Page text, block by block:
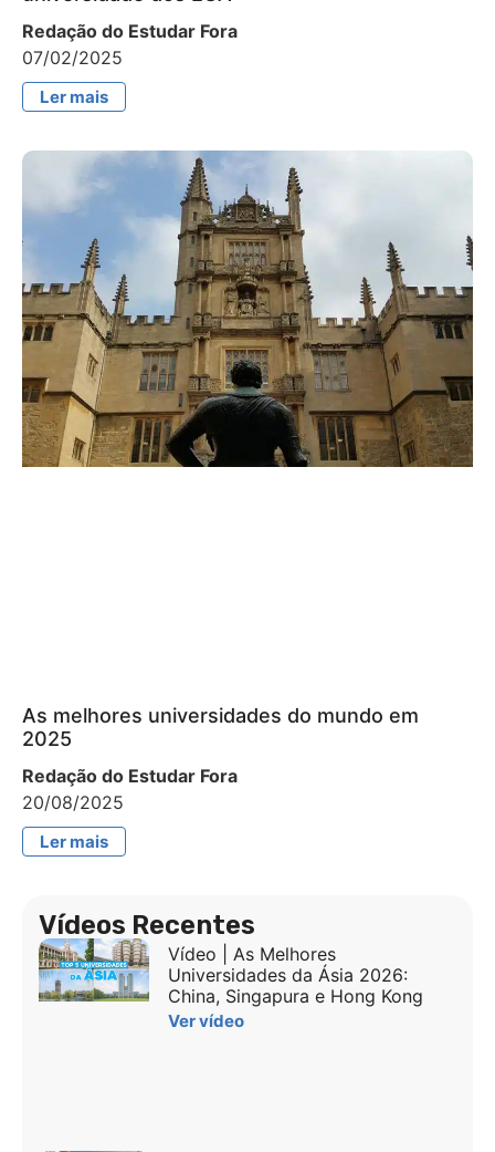
Redação do Estudar Fora
07/02/2025
Ler mais
As melhores universidades do mundo em
2025
Redação do Estudar Fora
20/08/2025
Ler mais
Vídeos Recentes
Vídeo | As Melhores
Universidades da Ásia 2026:
China, Singapura e Hong Kong
Ver vídeo